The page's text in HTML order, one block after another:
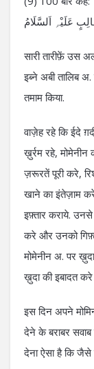
عَلَیْہِ اَلسَّلَامُ
सारी तारीफ़ें उस
इब्ने अबी तालिब
तमाम किया.
वाज़ेह रहे कि ईदे
ख़ुर्रम रहे,
ज़रूरतें पूरी करे,
खाने का इंतेज़ाम
इफ़्तार कराये.
करे और उनको
मोमेनीन अ. पर
ख़ुदा की इबादत
इस दिन अपने
देने के बराबर
देना ऐसा है कि जैसे